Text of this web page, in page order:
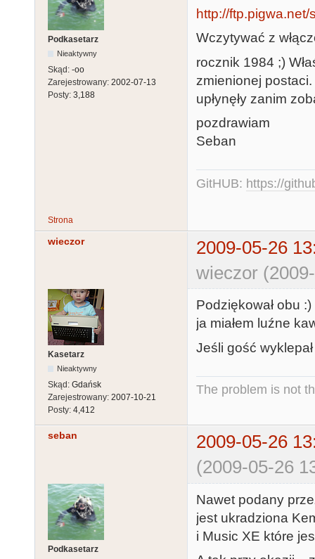
Podkasetarz
Nieaktywny
Skąd: -oo
Zarejestrowany: 2002-07-13
Posty: 3,188
http://
Wczytywać z
rocznik 1984 ;)
zmienionej postaci.
upłynęły zanim
pozdrawiam
Seban
GitHUB: https://
Strona
wieczor
2009-05-26
wieczor
Kasetarz
Nieaktywny
Skąd: Gdańsk
Zarejestrowany: 2007-10-21
Posty: 4,412
Podziękował obu
ja miałem luźne
Jeśli gość
The problem is not
seban
2009-05-26
(2009-05-26
Podkasetarz
Nawet podany
jest ukradziona
i Music XE które